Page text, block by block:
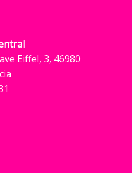
Eiffel, 3, 46980